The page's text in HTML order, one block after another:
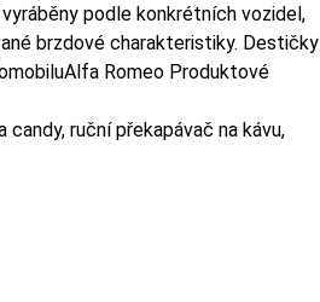
podle konkrétních vozidel,
brzdové charakteristiky. Destičky
Romeo Produktové
ruční překapávač na kávu,